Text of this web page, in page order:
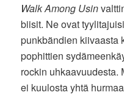
Walk Among Usin
biisit. Ne ovat
punkbändien kiivaasta
pophittien
rockin uhkaavuudesta.
ei kuulosta yhtä